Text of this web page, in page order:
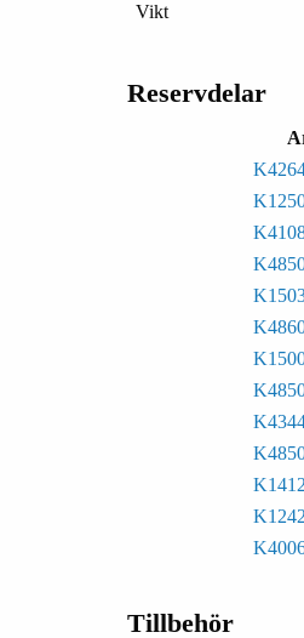
Vikt
Reservdelar
Tillbehör